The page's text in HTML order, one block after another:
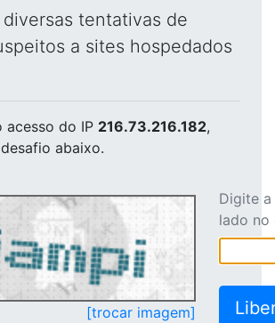
tentativas de
a sites hospedados
acesso do IP 216.73.216.182,
abaixo.
[trocar imagem]
Digite
lado no